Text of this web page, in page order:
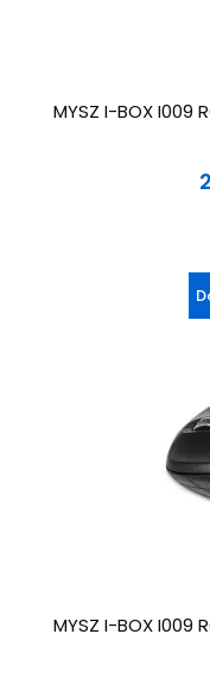
MYSZ I-BOX I009
MYSZ I-BOX I009